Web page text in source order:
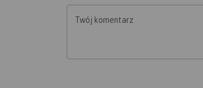
Twój komentarz